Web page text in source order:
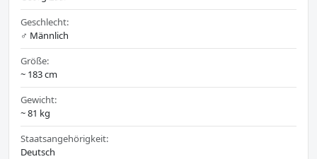
Geschlecht:
♂️ Männlich
Größe:
~ 183 cm
Gewicht:
~ 81 kg
Staatsangehörigkeit:
Deutsch